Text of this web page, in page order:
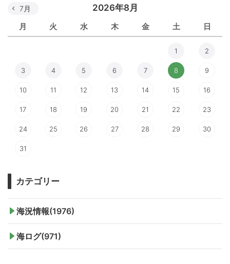
2026年8月
月 火 水 木 金 土 日
7月
1 2
3 4 5 6 7 8 9
10 11 12 13 14 15 16
17 18 19 20 21 22 23
24 25 26 27 28 29 30
31
カテゴリー
海況情報(1976)
海ログ(971)